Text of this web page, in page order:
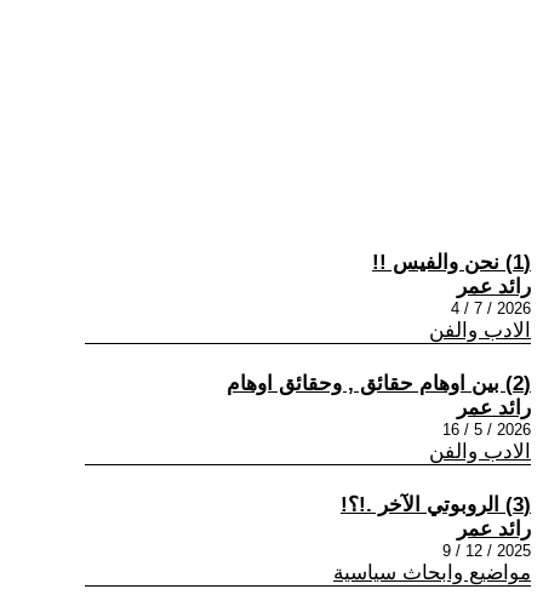
(1) نحن والفيس !!
رائد عمر
2026 / 7 / 4
الادب والفن
(2) بين اوهام حقائق , وحقائق اوهام
رائد عمر
2026 / 5 / 16
الادب والفن
(3) الروبوتي الآخر .!؟!
رائد عمر
2025 / 12 / 9
مواضيع وابحاث سياسية